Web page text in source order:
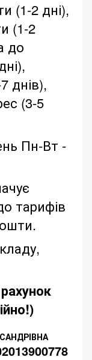
(1-2 дні),
(1-2
до
днів),
(3-5
Пн-Вт -
тарифів